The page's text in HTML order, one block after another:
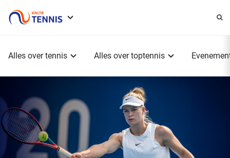
Alles over tennis Alles over toptennis